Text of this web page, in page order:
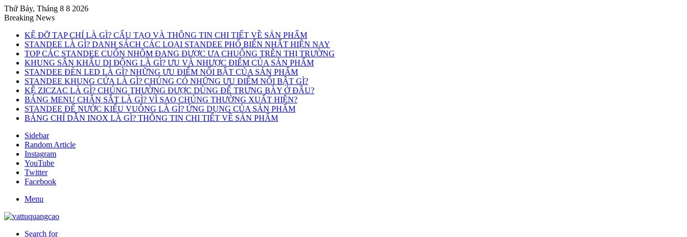
Thứ Bảy, Tháng 8 8 2026
Breaking News
KỆ ĐỠ TẠP CHÍ LÀ GÌ? CẤU TẠO VÀ THÔNG TIN CHI TIẾT VỀ SẢN PHẨM
STANDEE LÀ GÌ? DANH SÁCH CÁC LOẠI STANDEE PHỔ BIẾN NHẤT HIỆN NAY
TOP CÁC STANDEE CUỐN NHÔM ĐANG ĐƯỢC ƯA CHUỘNG TRÊN THỊ TRƯỜNG
KHUNG SÂN KHẤU DI ĐỘNG LÀ GÌ? ƯU VÀ NHƯỢC ĐIỂM CỦA SẢN PHẨM
STANDEE ĐÈN LED LÀ GÌ? NHỮNG ƯU ĐIỂM NỔI BẬT CỦA SẢN PHẨM
STANDEE KHUNG CỬA LÀ GÌ? CHÚNG CÓ NHỮNG ƯU ĐIỂM NỔI BẬT GÌ?
KỆ ZICZAC LÀ GÌ? CHÚNG THƯỜNG ĐƯỢC DÙNG ĐỂ TRƯNG BÀY Ở ĐÂU?
BẢNG MENU CHÂN SẮT LÀ GÌ? VÌ SAO CHÚNG THƯỜNG XUẤT HIỆN?
STANDEE ĐẾ NƯỚC KIỂU VUÔNG LÀ GÌ? ỨNG DỤNG CỦA SẢN PHẨM
BẢNG CHỈ DẪN INOX LÀ GÌ? THÔNG TIN CHI TIẾT VỀ SẢN PHẨM
Sidebar
Random Article
Instagram
YouTube
Twitter
Facebook
Menu
Search for